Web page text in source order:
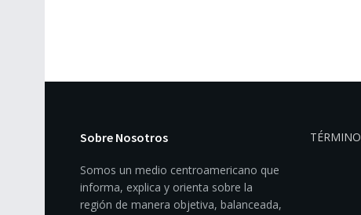
Sobre Nosotros
Somos un medio centroamericano que
informa, explica y orienta sobre la
región de manera objetiva, balanceada,